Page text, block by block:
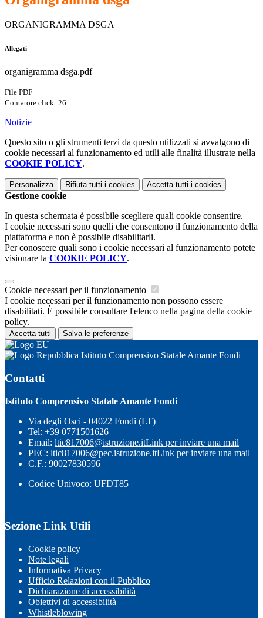
ORGANIGRAMMA DSGA
Allegati
organigramma dsga.pdf
File PDF
Contatore click: 26
Notizie
Questo sito o gli strumenti terzi da questo utilizzati si avvalgono di
cookie necessari al funzionamento ed utili alle finalità illustrate nella
COOKIE POLICY.
Personalizza Rifiuta tutti i cookies Accetta tutti i cookies
Gestione cookie
In questa schermata è possibile scegliere quali cookie consentire.
I cookie necessari sono quelli che consentono il funzionamento della
piattaforma e non è possibile disabilitarli.
Per conoscere quali sono i cookie necessari al funzionamento potete
visionare la COOKIE POLICY.
Cookie necessari per il funzionamento
I cookie necessari per il funzionamento non possono essere
disabilitati. È possibile consultare l'elenco nella pagina della cookie
policy.
Accetta tutti Salva le preferenze
Istituto Comprensivo Statale Amante Fondi
Contatti
Istituto Comprensivo Statale Amante Fondi
Via degli Osci - 04022 Fondi (LT)
Tel: +39 0771501626
Email: ltic817006@istruzione.itLink per inviare una mail
PEC: ltic817006@pec.istruzione.itLink per inviare una mail
C.F.: 90027830596
Codice Univoco: UFDT85
Sezione Link Utili
Cookie policy
Note legali
Informativa Privacy
Ufficio Relazioni con il Pubblico
Dichiarazione di accessibilità
Obiettivi di accessibilità
Whistleblowing